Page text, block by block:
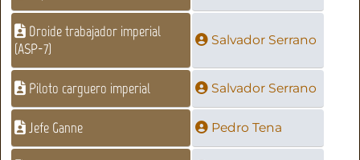
Droide trabajador imperial
(ASP-7)
Salvador Serrano
Piloto carguero imperial Salvador Serrano
Jefe Ganne Pedro Tena